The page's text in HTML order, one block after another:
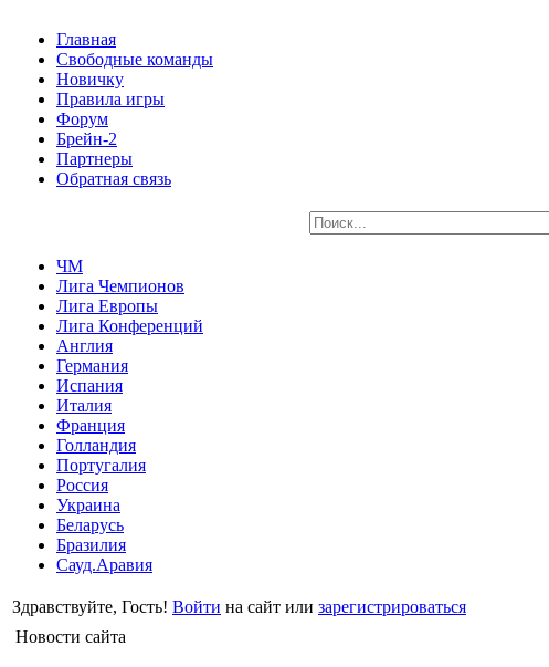
Главная
Свободные команды
Новичку
Правила игры
Форум
Брейн-2
Партнеры
Обратная связь
ЧМ
Лига Чемпионов
Лига Европы
Лига Конференций
Англия
Германия
Испания
Италия
Франция
Голландия
Португалия
Россия
Украина
Беларусь
Бразилия
Сауд.Аравия
Здравствуйте, Гость! Войти на сайт или зарегистрироваться
Новости сайта